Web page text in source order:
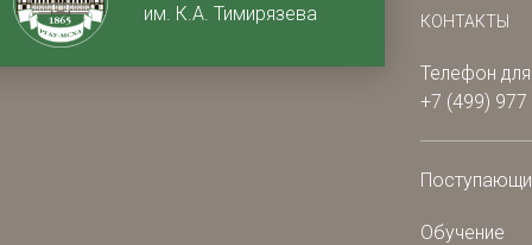
им. К.А. Тимирязева
КОНТАКТЫ
Телефон
+7 (499) 977
Обучение